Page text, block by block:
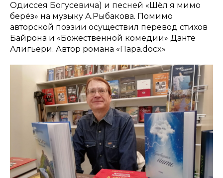
Одиссея Богусевича) и песней «Шёл я мимо
берёз» на музыку А.Рыбакова. Помимо
авторской поэзии осуществил перевод стихов
Байрона и «Божественной комедии» Данте
Алигьери. Автор романа «Пара.docx»